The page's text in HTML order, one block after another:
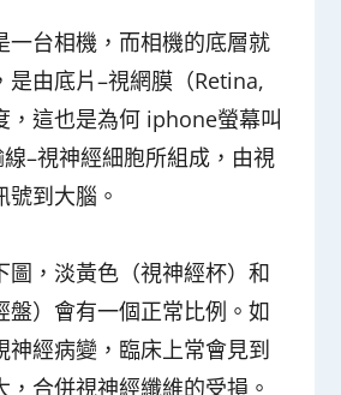
一台相機，而相機的底層就
是由底片–視網膜（Retina,
，這也是為何 iphone螢幕叫
–視神經細胞所組成，由視
到大腦。
圖，淡黃色（視神經杯）和
盤）會有一個正常比例。如
神經病變，臨床上常會見到
，合併視神經纖維的受損。